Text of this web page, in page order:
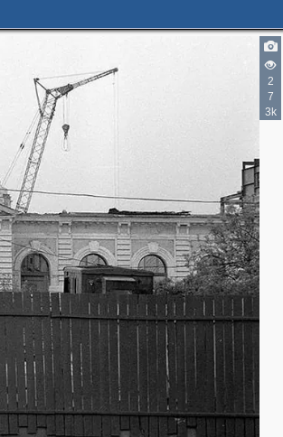
2
7
3k
3
2
4
2
3
12
2
4